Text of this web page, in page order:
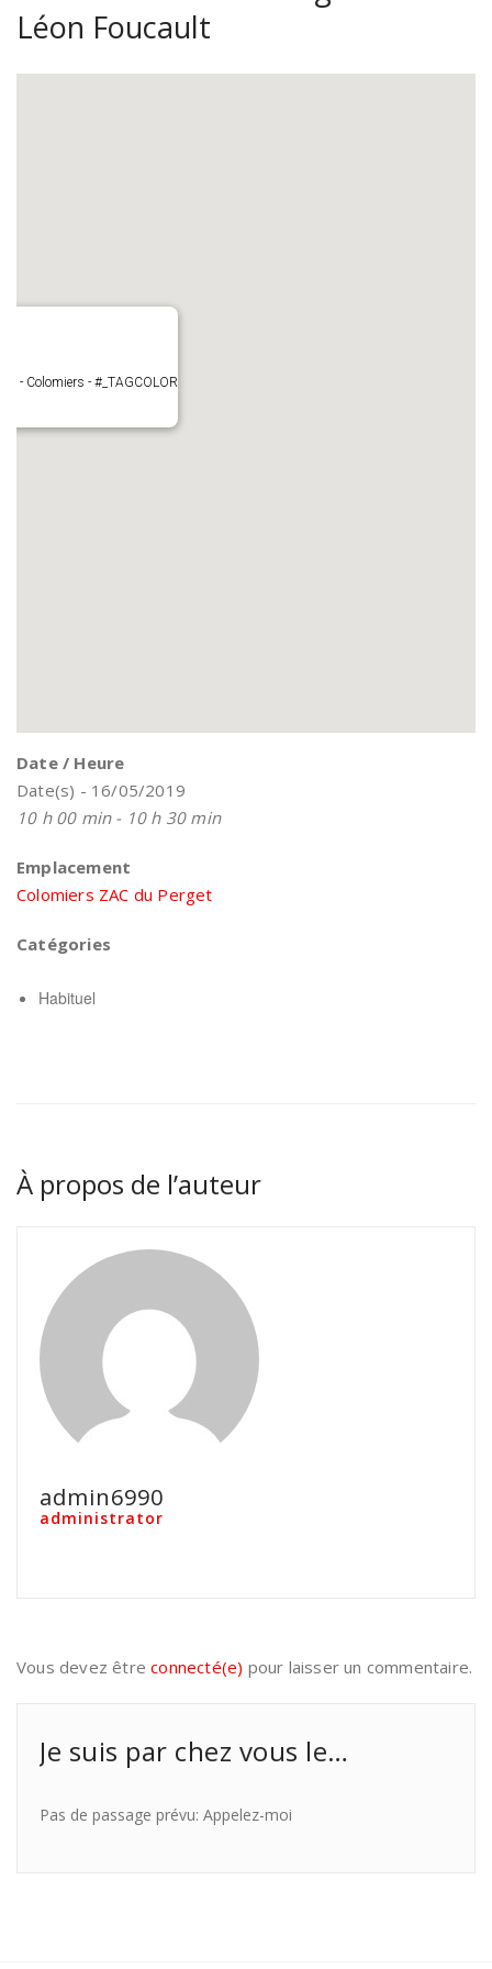
Léon Foucault
- Colomiers - #_TAGCOLOR
Date / Heure
Date(s) - 16/05/2019
10 h 00 min - 10 h 30 min
Emplacement
Colomiers ZAC du Perget
Catégories
Habituel
À propos de l’auteur
admin6990
administrator
Vous devez êtreconnecté(e) pour laisser un commentaire.
Je suis par chez vous le…
Pas de passage prévu: Appelez-moi